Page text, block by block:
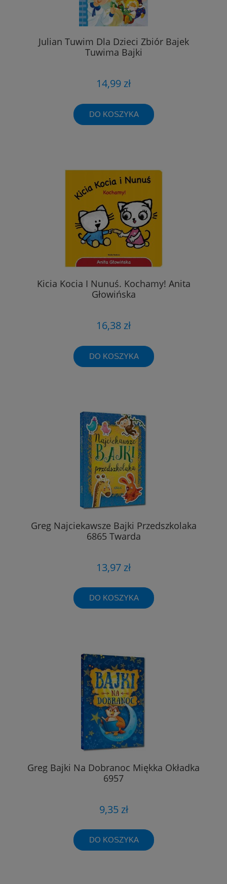
Julian Tuwim Dla Dzieci Zbiór Bajek
Tuwima Bajki
14,99 zł
DO KOSZYKA
Kicia Kocia I Nunuś. Kochamy! Anita
Głowińska
16,38 zł
DO KOSZYKA
Greg Najciekawsze Bajki Przedszkolaka
6865 Twarda
13,97 zł
DO KOSZYKA
Greg Bajki Na Dobranoc Miękka Okładka
6957
9,35 zł
DO KOSZYKA